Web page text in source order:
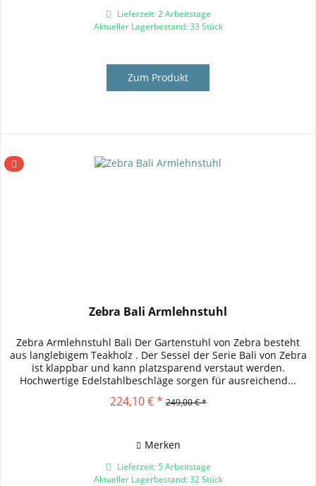
Lieferzeit: 2 Arbeitstage
Aktueller Lagerbestand: 33 Stück
Zum Produkt
Zebra Bali Armlehnstuhl
Zebra Armlehnstuhl Bali Der Gartenstuhl von Zebra besteht
aus langlebigem Teakholz . Der Sessel der Serie Bali von Zebra
ist klappbar und kann platzsparend verstaut werden.
Hochwertige Edelstahlbeschläge sorgen für ausreichend...
224,10 € * 249,00 € *
Merken
Lieferzeit: 5 Arbeitstage
Aktueller Lagerbestand: 32 Stück